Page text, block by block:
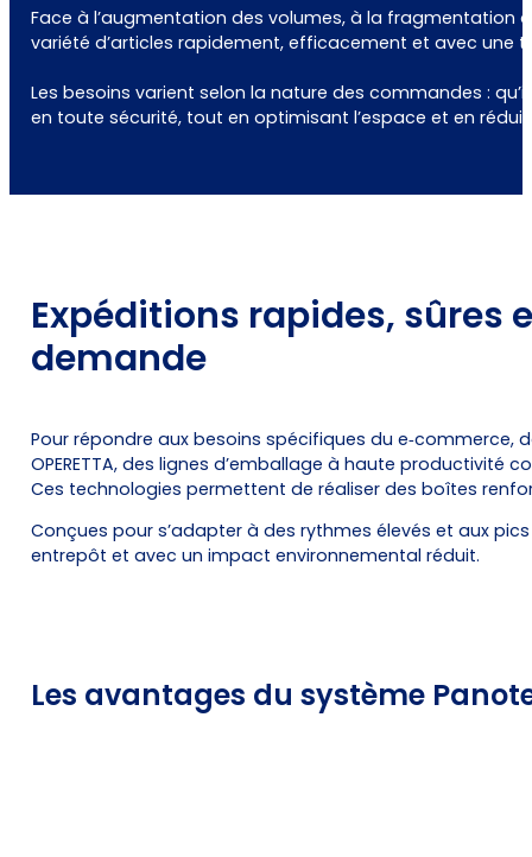
Face à l’augmentation des volumes, à la fragmentation
variété d’articles rapidement, efficacement et avec une
Les besoins varient selon la nature des commandes :
en toute sécurité, tout en optimisant l’espace et en
Expéditions rapides, sûres
demande
Pour répondre aux besoins spécifiques du e‑commerce,
OPERETTA, des lignes d’emballage à haute
Ces technologies permettent de réaliser des boîtes
Conçues pour s’adapter à des rythmes élevés et aux
entrepôt et avec un impact environnemental réduit.
Les avantages du système